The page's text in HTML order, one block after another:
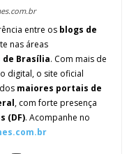
entre os blogs de
nas áreas
de Brasília. Com mais de
digital, o site oficial
maiores portais de
, com forte presença
(DF). Acompanhe no